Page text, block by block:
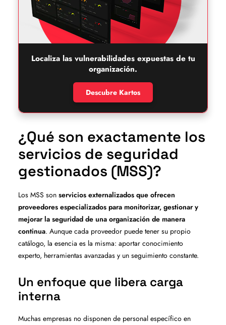
Localiza las vulnerabilidades expuestas de tu
organización.
Descubre Kartos
¿Qué son exactamente los
servicios de seguridad
gestionados (MSS)?
Los MSS son servicios externalizados que ofrecen
proveedores especializados para monitorizar, gestionar y
mejorar la seguridad de una organización de manera
continua. Aunque cada proveedor puede tener su propio
catálogo, la esencia es la misma: aportar conocimiento
experto, herramientas avanzadas y un seguimiento constante.
Un enfoque que libera carga
interna
Muchas empresas no disponen de personal específico en